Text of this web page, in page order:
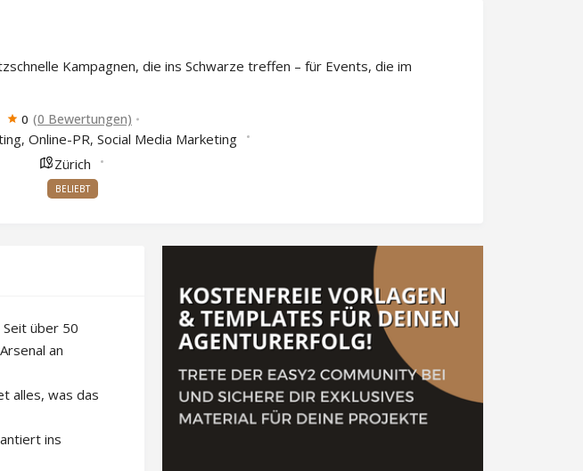
Kampagnen, die ins Schwarze treffen – für Events, die im
0 (0 Bewertungen)
, Online-PR, Social Media Marketing
Zürich
BELIEBT
über 50
an
alles, was das
ins